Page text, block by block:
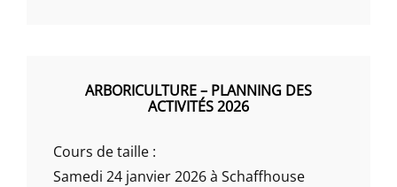
ARBORICULTURE – PLANNING DES
ACTIVITÉS 2026
Cours de taille :
Samedi 24 janvier 2026 à Schaffhouse